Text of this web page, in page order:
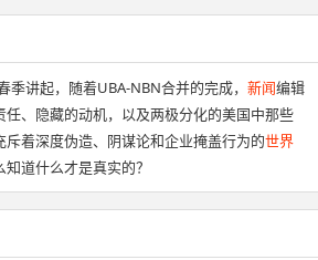
季讲起，随着UBA-NBN合并的完成， 新闻编辑
任、隐藏的动机，以及两极分化的美国中那些
着深度伪造、阴谋论和企业掩盖行为的世界
道什么才是真实的？